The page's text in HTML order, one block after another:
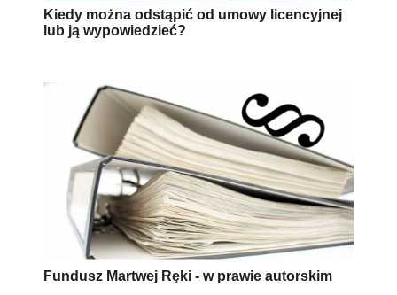
Kiedy można odstąpić od umowy licencyjnej
lub ją wypowiedzieć?
Fundusz Martwej Ręki - w prawie autorskim